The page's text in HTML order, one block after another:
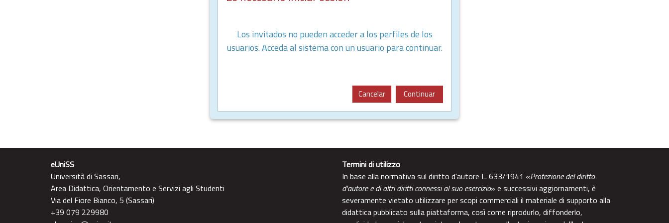
Los invitados no pueden acceder a los perfiles de los
usuarios. Acceda al sistema con un usuario para continuar.
Cancelar Continuar
eUniSS
Università di Sassari,
Area Didattica, Orientamento e Servizi agli Studenti
Via del Fiore Bianco, 5 (Sassari)
+39 079 229980
Termini di utilizzo
In base alla normativa sul diritto d'autore L. 633/1941 «Protezione del diritto
d'autore e di altri diritti connessi al suo esercizio» e successivi aggiornamenti, è
severamente vietato utilizzare per scopi commerciali il materiale di supporto alla
didattica pubblicato sulla piattaforma, così come riprodurlo, diffonderlo,